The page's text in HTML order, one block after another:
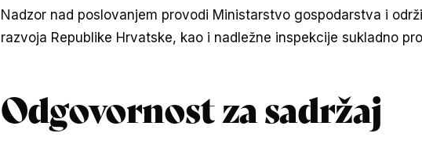
Nadzor nad poslovanjem provodi Ministarstvo gospodarstva i
razvoja Republike Hrvatske, kao i nadležne inspekcije sukladno
Odgovornost za sadržaj